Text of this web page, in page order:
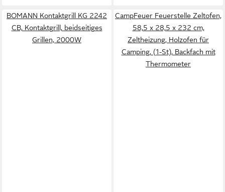
BOMANN Kontaktgrill KG 2242
CB, Kontaktgrill, beidseitiges
Grillen, 2000W
CampFeuer Feuerstelle Zeltofen,
58,5 x 28,5 x 232 cm,
Zeltheizung, Holzofen für
Camping, (1-St), Backfach mit
Thermometer